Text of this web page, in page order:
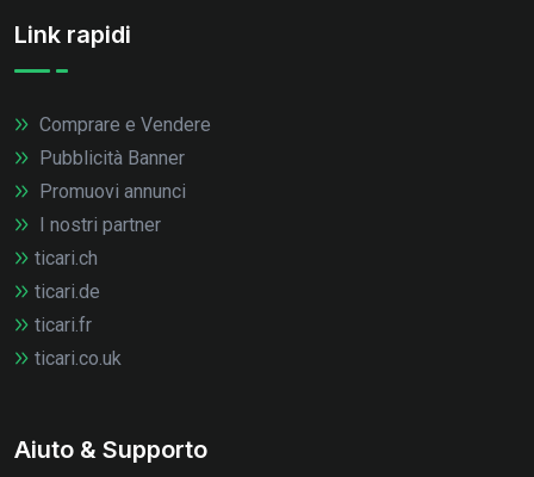
Link rapidi
Comprare e Vendere
Pubblicità Banner
Promuovi annunci
I nostri partner
ticari.ch
ticari.de
ticari.fr
ticari.co.uk
Aiuto & Supporto